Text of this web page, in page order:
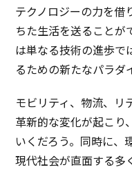
テクノロジーの力を借
ちた生活を送ることが
は単なる技術の進歩で
るための新たなパラダ
モビリティ、 物流、リ
革新的な変化が起こり
いくだろう。 同時に、
現代社会が直面する多